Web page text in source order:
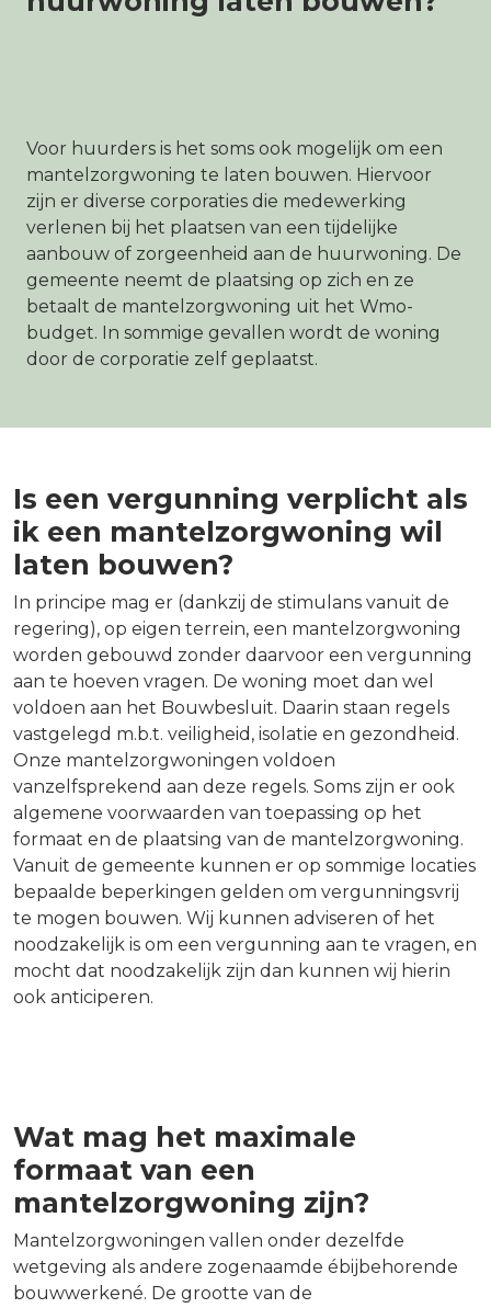
Voor huurders is het soms ook mogelijk om een
mantelzorgwoning te laten bouwen. Hiervoor
zijn er diverse corporaties die medewerking
verlenen bij het plaatsen van een tijdelijke
aanbouw of zorgeenheid aan de huurwoning. De
gemeente neemt de plaatsing op zich en ze
betaalt de mantelzorgwoning uit het Wmo-
budget. In sommige gevallen wordt de woning
door de corporatie zelf geplaatst.
Is een vergunning verplicht als
ik een mantelzorgwoning wil
laten bouwen?
In principe mag er (dankzij de stimulans vanuit de
regering), op eigen terrein, een mantelzorgwoning
worden gebouwd zonder daarvoor een vergunning
aan te hoeven vragen. De woning moet dan wel
voldoen aan het Bouwbesluit. Daarin staan regels
vastgelegd m.b.t. veiligheid, isolatie en gezondheid.
Onze mantelzorgwoningen voldoen
vanzelfsprekend aan deze regels. Soms zijn er ook
algemene voorwaarden van toepassing op het
formaat en de plaatsing van de mantelzorgwoning.
Vanuit de gemeente kunnen er op sommige locaties
bepaalde beperkingen gelden om vergunningsvrij
te mogen bouwen. Wij kunnen adviseren of het
noodzakelijk is om een vergunning aan te vragen, en
mocht dat noodzakelijk zijn dan kunnen wij hierin
ook anticiperen.
Wat mag het maximale
formaat van een
mantelzorgwoning zijn?
Mantelzorgwoningen vallen onder dezelfde
wetgeving als andere zogenaamde ébijbehorende
bouwwerkené. De grootte van de